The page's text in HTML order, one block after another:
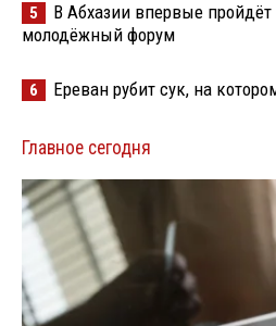
5
В Абхазии впервые
молодёжный форум
6 Ереван рубит сук, на
Главное сегодня